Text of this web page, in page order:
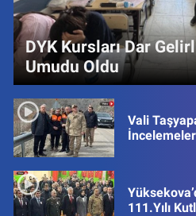
DYK Kursları Dar
Umudu Oldu
Vali
111.Yılı